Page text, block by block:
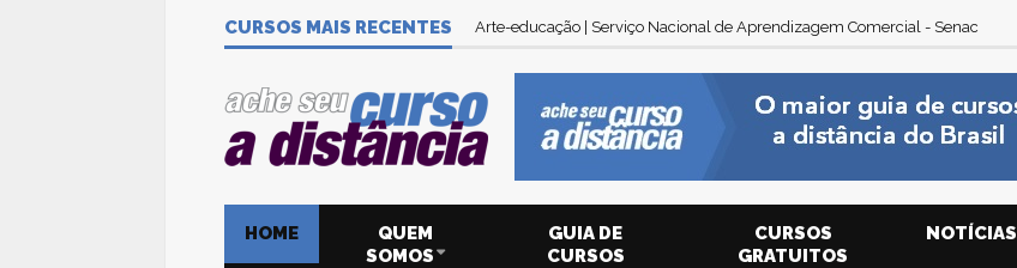
CURSOS MAIS RECENTES Arte-educação | Serviço Nacional de Aprendizagem Comercial - Senac
HOME
QUEM
SOMOS
GUIA DE
CURSOS
CURSOS
GRATUITOS
NOTÍCIAS